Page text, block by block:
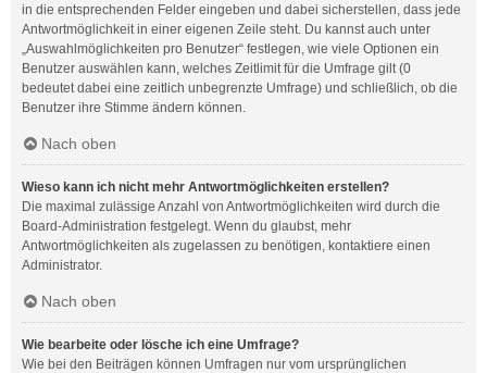
in die entsprechenden Felder eingeben und dabei sicherstellen, dass jede
Antwortmöglichkeit in einer eigenen Zeile steht. Du kannst auch unter
„Auswahlmöglichkeiten pro Benutzer“ festlegen, wie viele Optionen ein
Benutzer auswählen kann, welches Zeitlimit für die Umfrage gilt (0
bedeutet dabei eine zeitlich unbegrenzte Umfrage) und schließlich, ob die
Benutzer ihre Stimme ändern können.
Nach oben
Wieso kann ich nicht mehr Antwortmöglichkeiten erstellen?
Die maximal zulässige Anzahl von Antwortmöglichkeiten wird durch die
Board-Administration festgelegt. Wenn du glaubst, mehr
Antwortmöglichkeiten als zugelassen zu benötigen, kontaktiere einen
Administrator.
Nach oben
Wie bearbeite oder lösche ich eine Umfrage?
Wie bei den Beiträgen können Umfragen nur vom ursprünglichen